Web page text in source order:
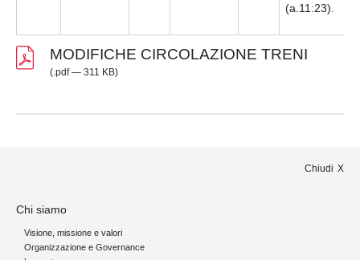
(a.11:23).
MODIFICHE CIRCOLAZIONE TRENI
(.pdf — 311 KB)
Chiudi
Chi siamo
Visione, missione e valori
Organizzazione e Governance